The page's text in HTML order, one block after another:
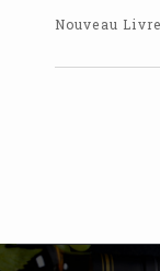
Nouveau